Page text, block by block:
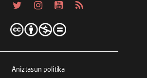
Aniztasun politika